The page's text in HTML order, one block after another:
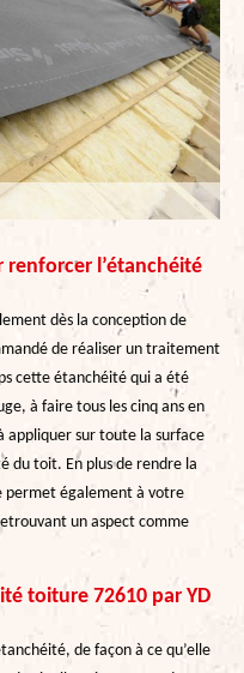
l’étanchéité
dès la conception de
de réaliser un traitement
cette étanchéité qui a été
à faire tous les cinq ans en
appliquer sur toute la surface
du toit. En plus de rendre la
permet également à votre
un aspect comme
toiture 72610 par YD
de façon à ce qu’elle